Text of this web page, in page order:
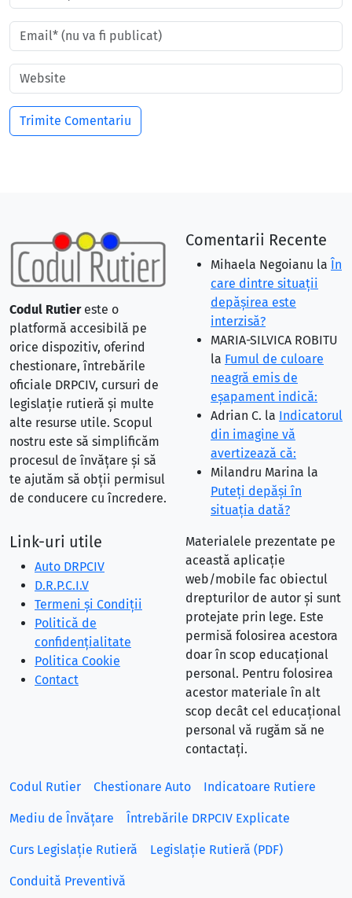
Codul Rutiereste o
platformă accesibilă pe
orice dispozitiv, oferind
chestionare, întrebările
oficiale DRPCIV, cursuri de
legislație rutieră și multe
alte resurse utile. Scopul
nostru este să simplificăm
procesul de învățare și să
te ajutăm să obții permisul
de conducere cu încredere.
Comentarii Recente
Mihaela Negoianu la În
care dintre situaţii
depăşirea este
interzisă?
MARIA-SILVICA ROBITU
la Fumul de culoare
neagră emis de
eşapament indică:
Adrian C. la Indicatorul
din imagine vă
avertizează că:
Milandru Marina la
Puteţi depăşi în
situaţia dată?
Link-uri utile
Auto DRPCIV
D.R.P.C.I.V
Termeni și Condiții
Politică de
confidențialitate
Politica Cookie
Contact
Materialele prezentate pe
această aplicație
web/mobile fac obiectul
drepturilor de autor și sunt
protejate prin lege. Este
permisă folosirea acestora
doar în scop educațional
personal. Pentru folosirea
acestor materiale în alt
scop decât cel educațional
personal vă rugăm să ne
contactați.
Codul Rutier Chestionare Auto Indicatoare Rutiere
Mediu de Învățare Întrebările DRPCIV Explicate
Curs Legislație Rutieră Legislație Rutieră (PDF)
Conduită Preventivă